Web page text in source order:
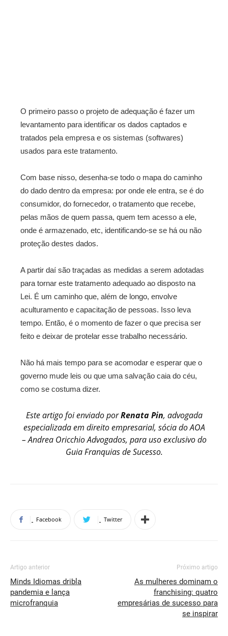
O primeiro passo o projeto de adequação é fazer um
levantamento para identificar os dados captados e
tratados pela empresa e os sistemas (softwares)
usados para este tratamento.
Com base nisso, desenha-se todo o mapa do caminho
do dado dentro da empresa: por onde ele entra, se é do
consumidor, do fornecedor, o tratamento que recebe,
pelas mãos de quem passa, quem tem acesso a ele,
onde é armazenado, etc, identificando-se se há ou não
proteção destes dados.
A partir daí são traçadas as medidas a serem adotadas
para tornar este tratamento adequado ao disposto na
Lei. É um caminho que, além de longo, envolve
aculturamento e capacitação de pessoas. Isso leva
tempo. Então, é o momento de fazer o que precisa ser
feito e deixar de protelar esse trabalho necessário.
Não há mais tempo para se acomodar e esperar que o
governo mude leis ou que uma salvação caia do céu,
como se costuma dizer.
Este artigo foi enviado porRenata Pin, advogada
especializada em direito empresarial, sócia do AOA
– Andrea Oricchio Advogados, para uso exclusivo do
Guia Franquias de Sucesso.
Facebook Twitter
Artigo anterior
Minds Idiomas dribla
pandemia e lança
microfranquia
Próximo artigo
As mulheres dominam o
franchising: quatro
empresárias de sucesso para
se inspirar